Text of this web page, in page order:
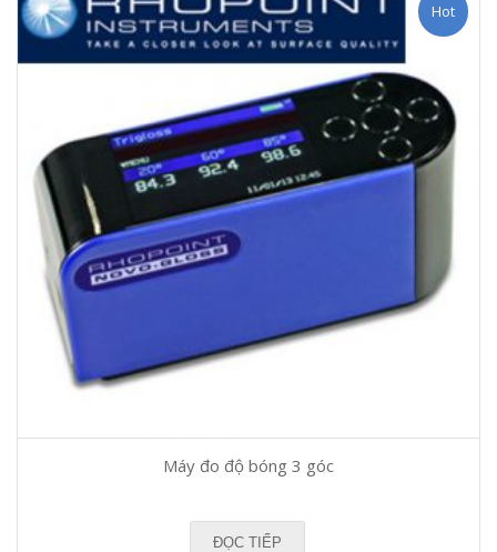
Hot
Máy đo độ bóng 3 góc
ĐỌC TIẾP